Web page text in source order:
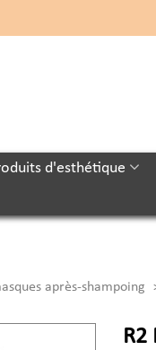
d'esthétique
après-shampoing
R2